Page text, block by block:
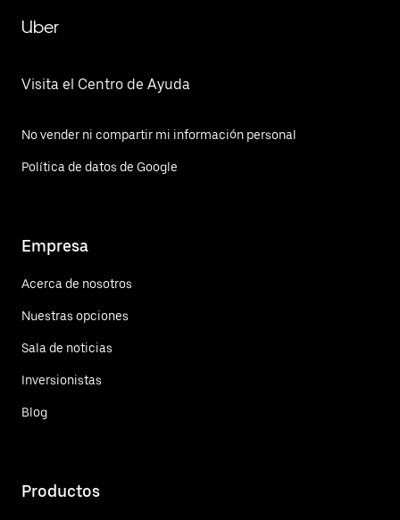
Uber
Visita el Centro de Ayuda
No vender ni compartir mi información personal
Política de datos de Google
Empresa
Acerca de nosotros
Nuestras opciones
Sala de noticias
Inversionistas
Blog
Productos